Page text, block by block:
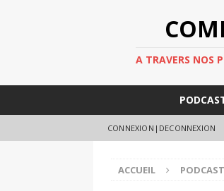
A TRAVERS NOS
CONNEXION|DECONNEXION
ACCUEIL